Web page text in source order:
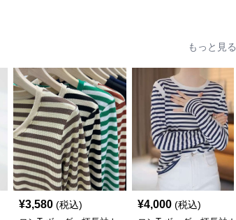
もっと見る
¥3,580 (税込) ¥4,000 (税込)